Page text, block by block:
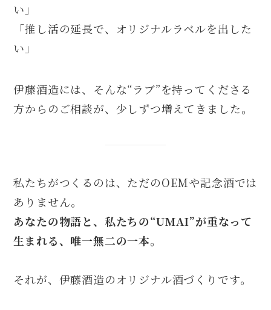
い」
「推し活の延長で、オリジナルラベルを出した
い」
伊藤酒造には、そんな“ラブ”を持ってくださる
方からのご相談が、少しずつ増えてきました。
私たちがつくるのは、ただのOEMや記念酒では
ありません。
あなたの物語と、私たちの“UMAI”が重なって
生まれる、唯一無二の一本。
それが、伊藤酒造のオリジナル酒づくりです。